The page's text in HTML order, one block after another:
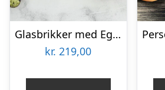
Glasbrikker med Eget Foto – 6-pak
kr. 219,00